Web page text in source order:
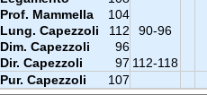
Prof. Mammella
104
Lung. Capezzoli
112
90-96
Dim. Capezzoli
96
Dir. Capezzoli
97 112-118
Pur. Capezzoli
107